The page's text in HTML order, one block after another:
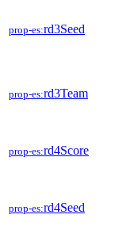
prop-es:rd3Seed
prop-es:rd3Team
prop-es:rd4Score
prop-es:rd4Seed